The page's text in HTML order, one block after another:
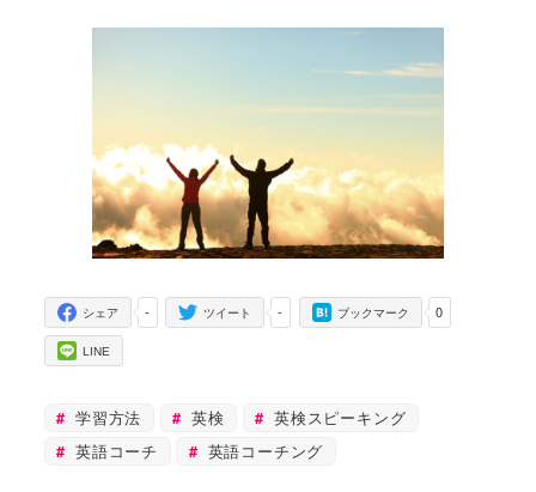
-
シェア -
ツイート 0
ブックマーク
LINE
学習方法 英検
英検スピーキング
英語コーチ
英語コーチング